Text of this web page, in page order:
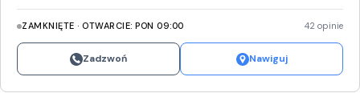
ZAMKNIĘTE · OTWARCIE: PON 09:00 42 opinie
Zadzwoń Nawiguj